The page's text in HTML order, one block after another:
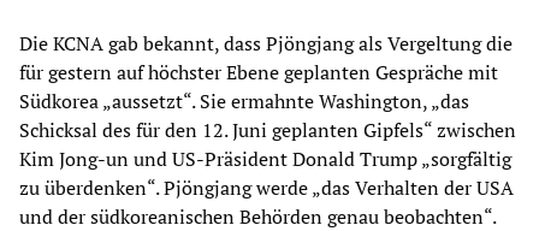
Die KCNA gab bekannt, dass Pjöngjang als Vergeltung die
für gestern auf höchster Ebene geplanten Gespräche mit
Südkorea „aussetzt“. Sie ermahnte Washington, „das
Schicksal des für den 12. Juni geplanten Gipfels“ zwischen
Kim Jong-un und US-Präsident Donald Trump „sorgfältig
zu überdenken“. Pjöngjang werde „das Verhalten der USA
und der südkoreanischen Behörden genau beobachten“.